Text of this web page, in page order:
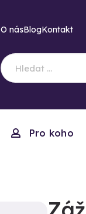
O násBlogKontakt
Pro koho